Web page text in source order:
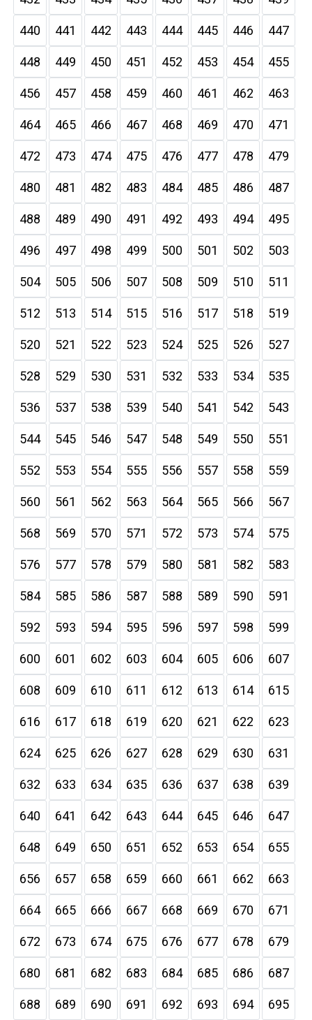
440 441 442 443 444 445 446 447
448 449 450 451 452 453 454 455
456 457 458 459 460 461 462 463
464 465 466 467 468 469 470 471
472 473 474 475 476 477 478 479
480 481 482 483 484 485 486 487
488 489 490 491 492 493 494 495
496 497 498 499 500 501 502 503
504 505 506 507 508 509 510 511
512 513 514 515 516 517 518 519
520 521 522 523 524 525 526 527
528 529 530 531 532 533 534 535
536 537 538 539 540 541 542 543
544 545 546 547 548 549 550 551
552 553 554 555 556 557 558 559
560 561 562 563 564 565 566 567
568 569 570 571 572 573 574 575
576 577 578 579 580 581 582 583
584 585 586 587 588 589 590 591
592 593 594 595 596 597 598 599
600 601 602 603 604 605 606 607
608 609 610 611 612 613 614 615
616 617 618 619 620 621 622 623
624 625 626 627 628 629 630 631
632 633 634 635 636 637 638 639
640 641 642 643 644 645 646 647
648 649 650 651 652 653 654 655
656 657 658 659 660 661 662 663
664 665 666 667 668 669 670 671
672 673 674 675 676 677 678 679
680 681 682 683 684 685 686 687
688 689 690 691 692 693 694 695